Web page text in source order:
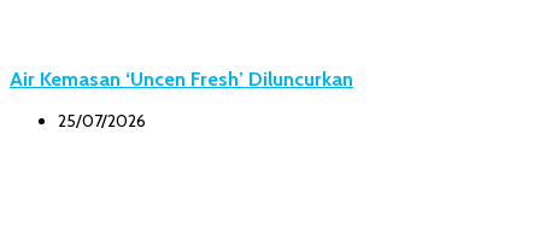
Air Kemasan ‘Uncen Fresh’ Diluncurkan
25/07/2026